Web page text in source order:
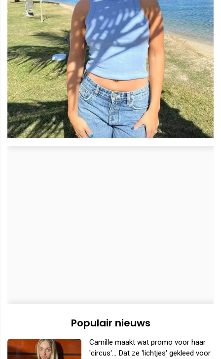
Populair nieuws
Camille maakt wat promo voor haar
'circus'... Dat ze 'lichtjes' gekleed voor